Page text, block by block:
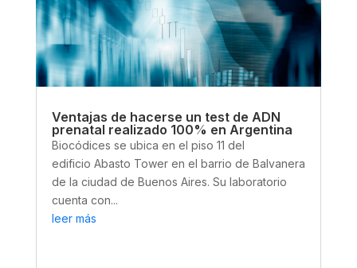
Ventajas de hacerse un test de ADN
prenatal realizado 100% en Argentina
Biocódices se ubica en el piso 11 del
edificio Abasto Tower en el barrio de Balvanera
de la ciudad de Buenos Aires. Su laboratorio
cuenta con...
leer más